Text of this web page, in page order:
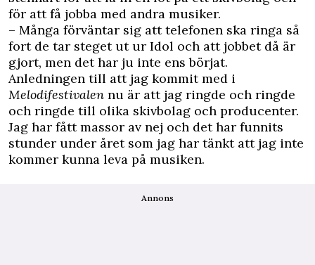
för att få jobba med andra musiker.
– Många förväntar sig att telefonen ska ringa så
fort de tar steget ut ur Idol och att jobbet då är
gjort, men det har ju inte ens börjat.
Anledningen till att jag kommit med i
Melodifestivalen nu är att jag ringde och ringde
och ringde till olika skivbolag och producenter.
Jag har fått massor av nej och det har funnits
stunder under året som jag har tänkt att jag inte
kommer kunna leva på musiken.
Annons